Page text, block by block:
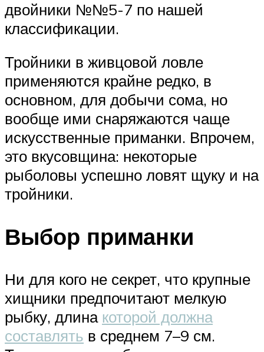
двойники №№5-7 по нашей
классификации.
Тройники в живцовой ловле
применяются крайне редко, в
основном, для добычи сома, но
вообще ими снаряжаются чаще
искусственные приманки. Впрочем,
это вкусовщина: некоторые
рыболовы успешно ловят щуку и на
тройники.
Выбор приманки
Ни для кого не секрет, что крупные
хищники предпочитают мелкую
рыбку, длина которой должна
составлять в среднем 7–9 см.